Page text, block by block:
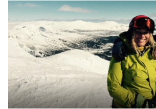
Antalet skidåkare i Kittelfjäll går mot nya
dem är Jens Fredriksson och frun
att möta trycket investerar hans bolag
nu 12 miljoner kronor i en ny